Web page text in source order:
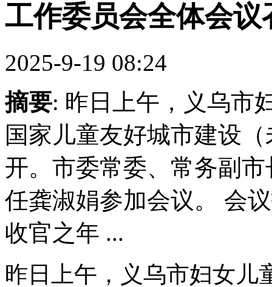
工作委员会全体会议
2025-9-19 08:24
摘要: 昨日上午，义乌市
国家儿童友好城市建设
开。市委常委、常务副
任龚淑娟参加会议。 会
收官之年 ...
昨日上午，义乌市妇女儿